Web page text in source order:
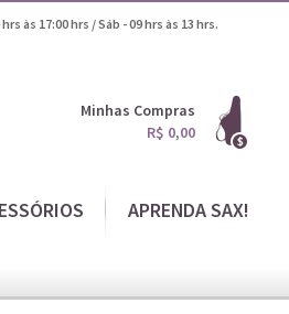
às 17:00 hrs / Sáb - 09 hrs às 13 hrs.
Minhas Compras
R$ 0,00
APRENDA SAX!